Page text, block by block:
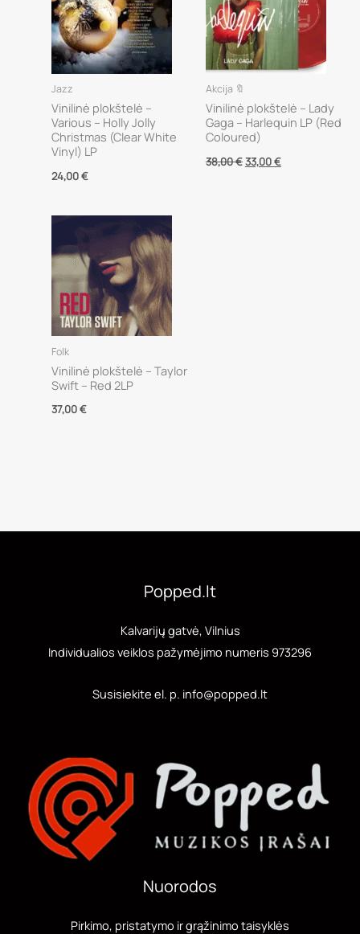
Jazz
Vinilinė plokštelė –
Various – Holly Jolly
Christmas (Clear White
Vinyl) LP
24,00€
Akcija 🔖
Vinilinė plokštelė – Lady
Gaga – Harlequin LP (Red
Coloured)
38,00€ Original
price
33,00€Current
price
Folk
Vinilinė plokštelė – Taylor
Swift – Red 2LP
37,00€
Popped.lt
Kalvarijų gatvė, Vilnius
Individualios veiklos pažymėjimo numeris 973296
Susisiekite el. p. info@popped.lt
Nuorodos
Pirkimo, pristatymo ir grąžinimo taisyklės